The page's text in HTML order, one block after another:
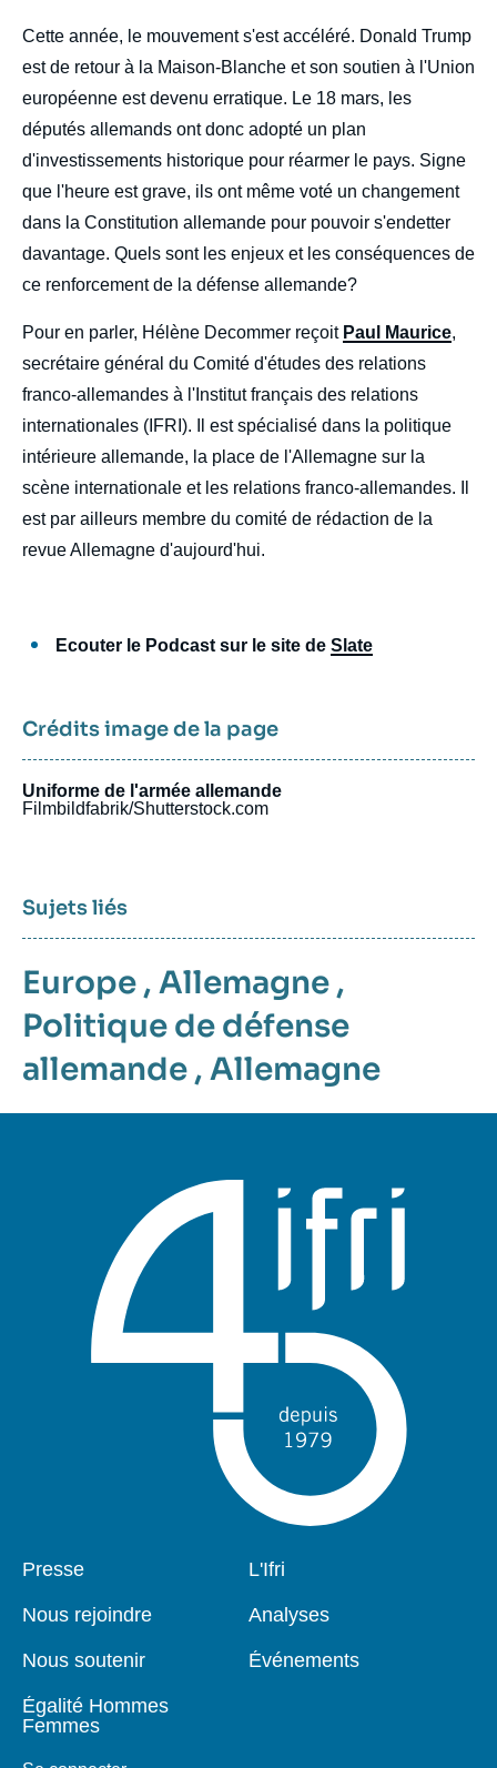
Cette année, le mouvement s'est accéléré. Donald Trump
est de retour à la Maison-Blanche et son soutien à l'Union
européenne est devenu erratique. Le 18 mars, les
députés allemands ont donc adopté un plan
d'investissements historique pour réarmer le pays. Signe
que l'heure est grave, ils ont même voté un changement
dans la Constitution allemande pour pouvoir s'endetter
davantage. Quels sont les enjeux et les conséquences de
ce renforcement de la défense allemande?
Pour en parler, Hélène Decommer reçoit Paul Maurice,
secrétaire général du Comité d'études des relations
franco-allemandes à l'Institut français des relations
internationales (IFRI). Il est spécialisé dans la politique
intérieure allemande, la place de l'Allemagne sur la
scène internationale et les relations franco-allemandes. Il
est par ailleurs membre du comité de rédaction de la
revue Allemagne d'aujourd'hui.
Ecouter le Podcast sur le site de Slate
Crédits image de la page
Uniforme de l'armée allemande
Filmbildfabrik/Shutterstock.com
Sujets liés
Europe , Allemagne ,
Politique de défense
allemande , Allemagne
Pied
Presse
Nous rejoindre
Nous soutenir
Égalité Hommes
Femmes
Navigation
L'Ifri
Analyses
Événements